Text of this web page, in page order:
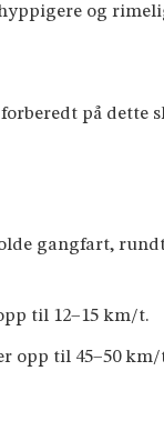
og
på dette
gangfart,
til 12–15 km/t.
opp til 45–50